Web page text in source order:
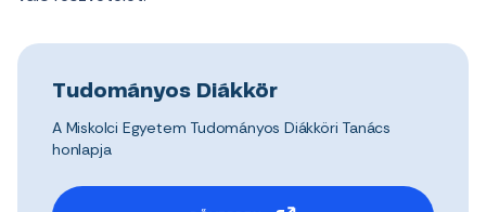
Tudományos Diákkör
A Miskolci Egyetem Tudományos Diákköri Tanács
honlapja